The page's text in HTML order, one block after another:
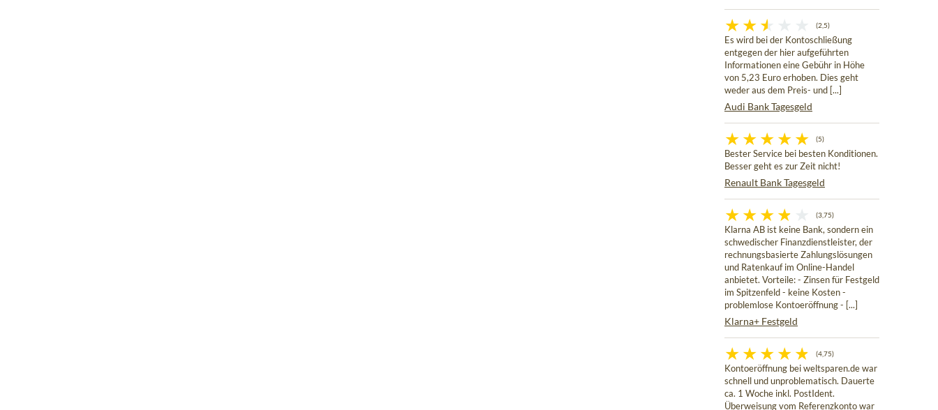
(2,5)
Es wird bei der Kontoschließung
entgegen der hier aufgeführten
Informationen eine Gebühr in Höhe
von 5,23 Euro erhoben. Dies geht
weder aus dem Preis- und [...]
Audi Bank Tagesgeld
(5)
Bester Service bei besten Konditionen.
Besser geht es zur Zeit nicht!
Renault Bank Tagesgeld
(3,75)
Klarna AB ist keine Bank, sondern ein
schwedischer Finanzdienstleister, der
rechnungsbasierte Zahlungslösungen
und Ratenkauf im Online-Handel
anbietet. Vorteile: - Zinsen für Festgeld
im Spitzenfeld - keine Kosten -
problemlose Kontoeröffnung - [...]
Klarna+ Festgeld
(4,75)
Kontoeröffnung bei weltsparen.de war
schnell und unproblematisch. Dauerte
ca. 1 Woche inkl. PostIdent.
Überweisung vom Referenzkonto war